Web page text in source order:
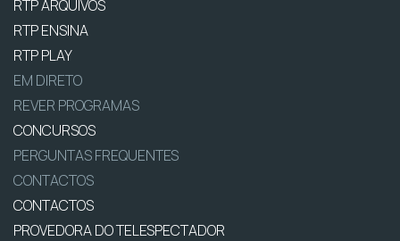
RTP ARQUIVOS
RTP ENSINA
RTP PLAY
EM DIRETO
REVER PROGRAMAS
CONCURSOS
PERGUNTAS FREQUENTES
CONTACTOS
CONTACTOS
PROVEDORA DO TELESPECTADOR